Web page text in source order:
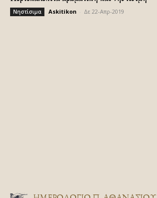
Νηστίσιμα Askitikon Δε 22-Απρ-2019